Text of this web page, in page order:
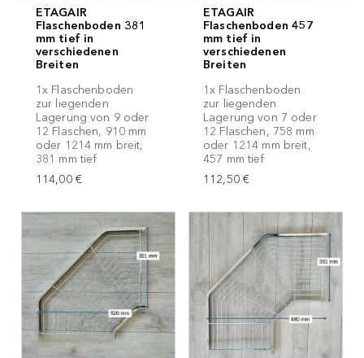
ETAGAIR
Flaschenboden 381
mm tief in
verschiedenen
Breiten
1x Flaschenboden
zur liegenden
Lagerung von 9 oder
12 Flaschen, 910 mm
oder 1214 mm breit,
381 mm tief
114,00 €
ETAGAIR
Flaschenboden 457
mm tief in
verschiedenen
Breiten
1x Flaschenboden
zur liegenden
Lagerung von 7 oder
12 Flaschen, 758 mm
oder 1214 mm breit,
457 mm tief
112,50 €